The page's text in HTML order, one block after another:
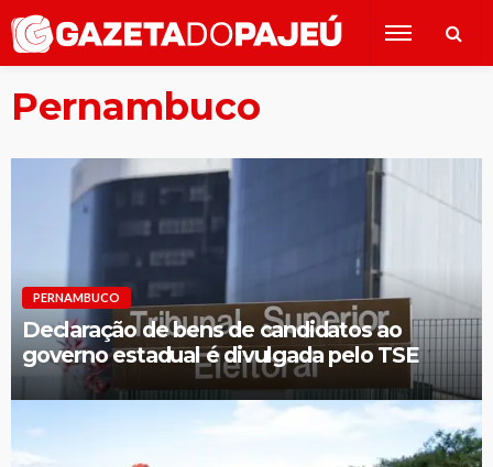
Pernambuco
PERNAMBUCO
Declaração de bens de candidatos ao
governo estadual é divulgada pelo TSE